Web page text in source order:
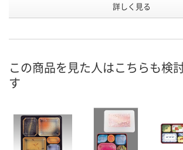
U173464
お届け日 8月25日（火）まで
ご注文後、お届
ついてご連絡
カゴへ
数量
カ
詳しく見る
この商品を見た人はこちらも検
す